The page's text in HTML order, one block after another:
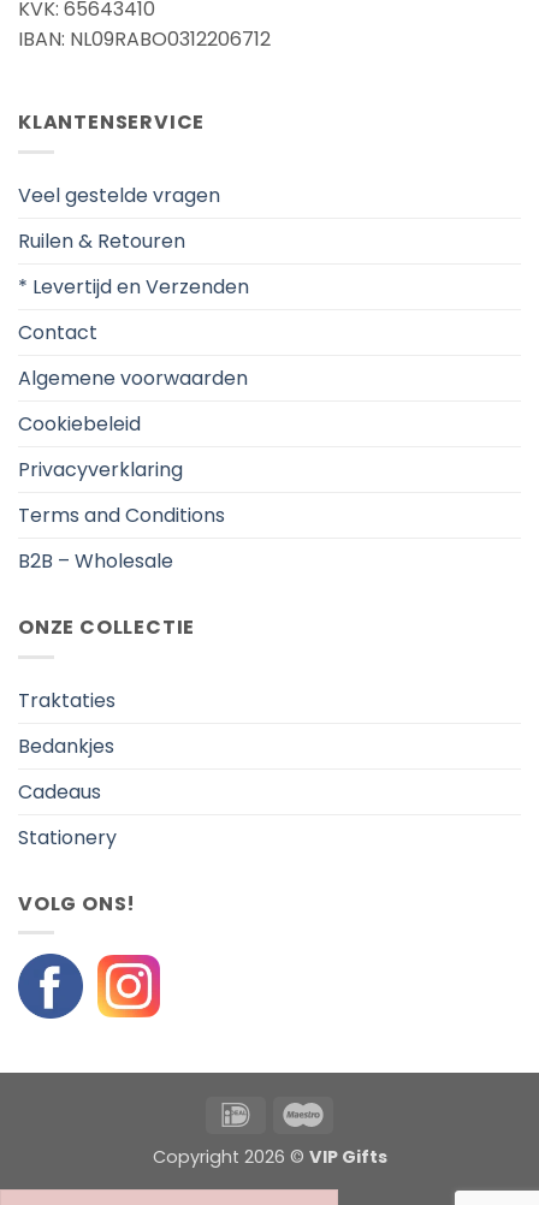
KVK: 65643410
IBAN: NL09RABO0312206712
KLANTENSERVICE
Veel gestelde vragen
Ruilen & Retouren
* Levertijd en Verzenden
Contact
Algemene voorwaarden
Cookiebeleid
Privacyverklaring
Terms and Conditions
B2B – Wholesale
ONZE COLLECTIE
Traktaties
Bedankjes
Cadeaus
Stationery
VOLG ONS!
IDeal
Copyright 2026 © VIP Gifts